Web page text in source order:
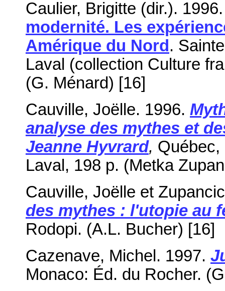
Caulier, Brigitte (dir.).
modernité. Les
Amérique du Nord .
Laval (collection Culture
(G. Ménard) [16]
Cauville, Joëlle. 1996.
analyse des mythes et
Jeanne Hyvrard, Québec,
Laval, 198 p. (Metka
Cauville, Joëlle et
des mythes : l'utopie au
Rodopi. (A.L. Bucher) [16]
Cazenave, Michel. 1997.
Monaco: Éd. du Rocher.